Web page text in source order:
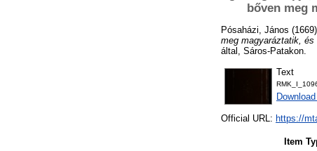
bőven meg
Pósaházi, János (1669)
meg magyaráztatik,
által, Sáros-Patakon.
Text
Official URL: https://
Item